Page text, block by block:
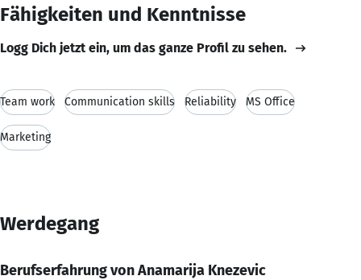
Fähigkeiten und Kenntnisse
Logg Dich jetzt ein, um das ganze Profil zu sehen.
Team work Communication skills Reliability MS Office
Marketing
Werdegang
Berufserfahrung von Anamarija Knezevic